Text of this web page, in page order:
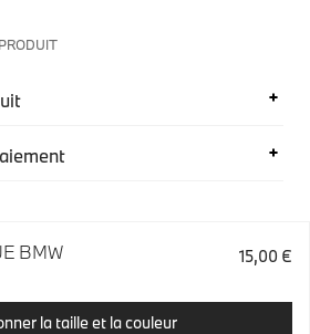
BMW 15,00 €
la taille et la couleur